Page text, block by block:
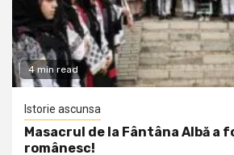
4 min read
Istorie ascunsa
Masacrul de la Fântâna Albă a
românesc!